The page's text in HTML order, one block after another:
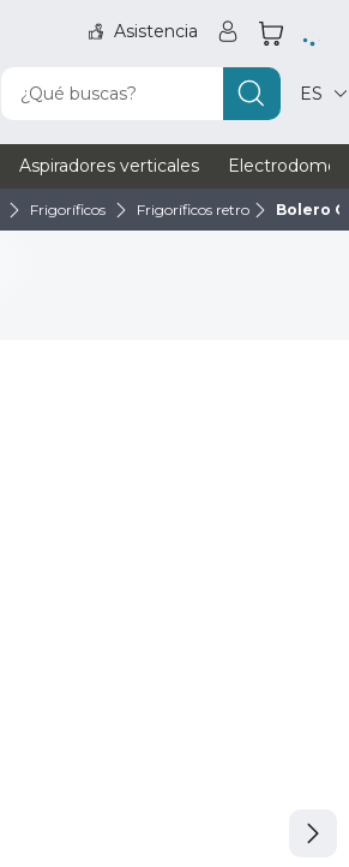
Asistencia
¿Qué buscas? ES
Aspiradores verticales
Frigoríficos Frigoríficos retro Bolero